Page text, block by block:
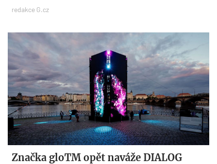
redakce G.cz
Značka gloTM opět naváže DIALOG